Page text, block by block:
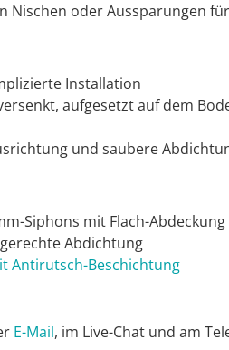
Nischen oder Aussparungen
Installation
aufgesetzt auf dem
und saubere
Siphons mit Flach-Abdeckung
Abdichtung
Antirutsch-Beschichtung
E-Mail, im Live-Chat und am